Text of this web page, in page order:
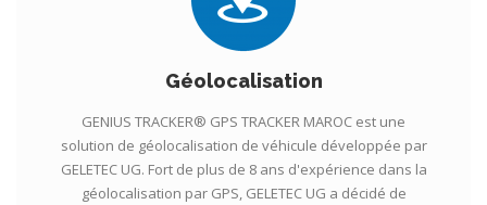
Géolocalisation
GENIUS TRACKER® GPS TRACKER MAROC est une
solution de géolocalisation de véhicule développée par
GELETEC UG. Fort de plus de 8 ans d'expérience dans la
géolocalisation par GPS, GELETEC UG a décidé de